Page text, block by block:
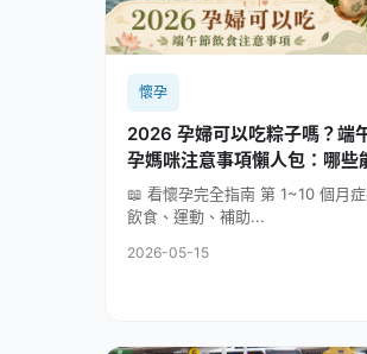
懷孕
2026 孕婦可以吃粽子嗎？端
孕媽咪注意事項懶人包：哪些
吃？哪些別太多？
📖 看懷孕完全指南 第 1~10 個月症
飲食、運動、補助...
2026-05-15